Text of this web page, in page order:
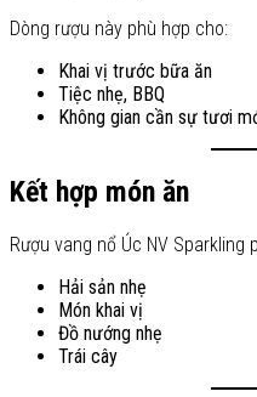
Dòng rượu này phù hợp cho:
Khai vị trước bữa ăn
Tiệc nhẹ, BBQ
Không gian cần sự tươi
Kết hợp món ăn
Rượu vang nổ Úc NV Sparkling
Hải sản nhẹ
Món khai vị
Đồ nướng nhẹ
Trái cây